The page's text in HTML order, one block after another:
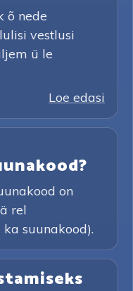
õ nede
vestlusi
ü le
Loe edasi
on
rel
suunakood).